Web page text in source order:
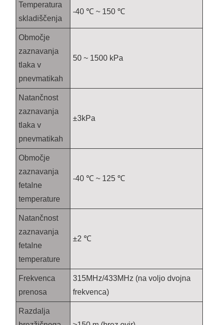
Temperatura
skladiščenja
-40 ℃ ~ 150 ℃
Območje
zaznavanja
tlaka v
pnevmatikah
50 ~ 1500 kPa
Natančnost
zaznavanja
tlaka v
pnevmatikah
±3kPa
Območje
zaznavanja
fetalne
temperature
-40 ℃ ~ 125 ℃
Natančnost
zaznavanja
fetalne
temperature
±2 ℃
Frekvenca
prenosa
315MHz/433MHz (na voljo dvojna
frekvenca)
Razdalja